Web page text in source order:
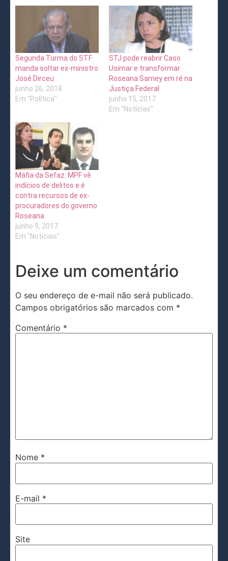
Segunda Turma do STF
manda soltar ex-ministro
José Dirceu
junho 26, 2018
Em "Política"
STJ pode reabrir Caso
Usimar e transformar
Roseana Sarney em ré na
Justiça Federal
junho 15, 2017
Em "Notícias"
Máfia da Sefaz: MPF vê
indícios de delitos e é
contra recursos de ex-
procuradores do governo
Roseana
junho 9, 2017
Em "Notícias"
Deixe um comentário
O seu endereço de e-mail não será publicado.
Campos obrigatórios são marcados com *
Comentário *
Nome *
E-mail *
Site